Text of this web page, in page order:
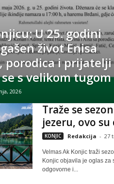
U 25. godini
život Enisa
porodica i prijatelji
s velikom tugom
2026
Traže se
jezeru, ovo
KONJIC Redakcija - 27
Velmas Ak Konjic traži
Konjic objavila je oglas za
odgovorne i...